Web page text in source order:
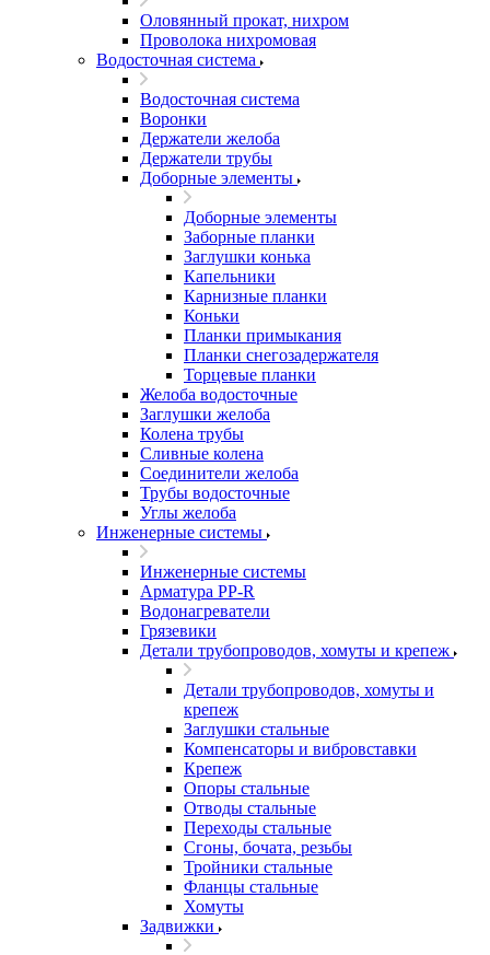
Оловянный прокат, нихром
Проволока нихромовая
Водосточная система
Водосточная система
Воронки
Держатели желоба
Держатели трубы
Доборные элементы
Доборные элементы
Заборные планки
Заглушки конька
Капельники
Карнизные планки
Коньки
Планки примыкания
Планки снегозадержателя
Торцевые планки
Желоба водосточные
Заглушки желоба
Колена трубы
Сливные колена
Соединители желоба
Трубы водосточные
Углы желоба
Инженерные системы
Инженерные системы
Арматура PP-R
Водонагреватели
Грязевики
Детали трубопроводов, хомуты и крепеж
Детали трубопроводов, хомуты и
крепеж
Заглушки стальные
Компенсаторы и вибровставки
Крепеж
Опоры стальные
Отводы стальные
Переходы стальные
Сгоны, бочата, резьбы
Тройники стальные
Фланцы стальные
Хомуты
Задвижки